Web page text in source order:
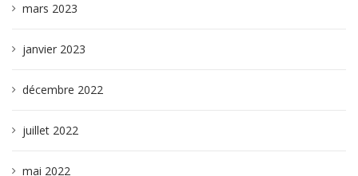
mars 2023
janvier 2023
décembre 2022
juillet 2022
mai 2022